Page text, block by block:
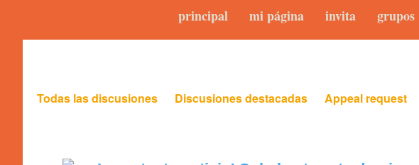
principal mi página invita grupos
Todas las discusiones Discusiones destacadas Appeal request